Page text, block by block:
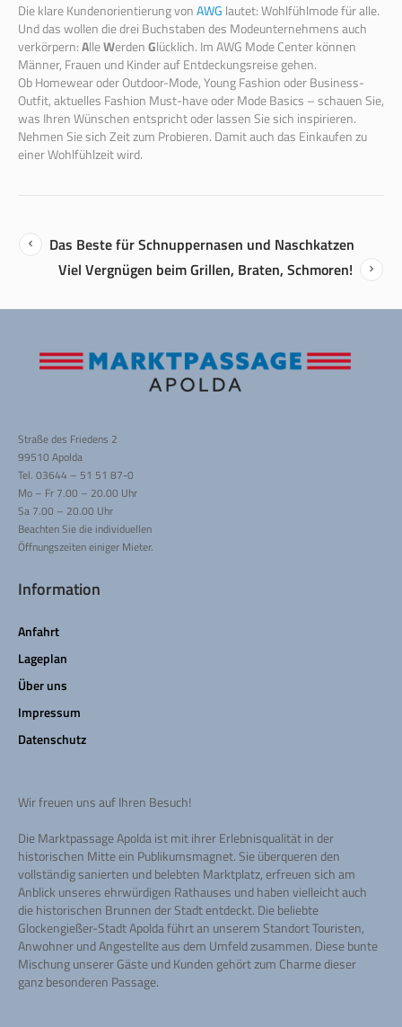
Die klare Kundenorientierung vonAWG lautet: Wohlfühlmode für alle.
Und das wollen die drei Buchstaben des Modeunternehmens auch
verkörpern:AlleWerdenGlücklich. Im AWG Mode Center können
Männer, Frauen und Kinder auf Entdeckungsreise gehen.
Ob Homewear oder Outdoor-Mode, Young Fashion oder Business-
Outfit, aktuelles Fashion Must-have oder Mode Basics – schauen Sie,
was Ihren Wünschen entspricht oder lassen Sie sich inspirieren.
Nehmen Sie sich Zeit zum Probieren. Damit auch das Einkaufen zu
einer Wohlfühlzeit wird.
Das Beste für Schnuppernasen und Naschkatzen
Viel Vergnügen beim Grillen, Braten, Schmoren!
Straße des Friedens 2
99510 Apolda
Tel. 03644 – 51 51 87-0
Mo – Fr 7.00 – 20.00 Uhr
Sa 7.00 – 20.00 Uhr
Beachten Sie die individuellen
Öffnungszeiten einiger Mieter.
Information
Anfahrt
Lageplan
Über uns
Impressum
Datenschutz
Wir freuen uns auf Ihren Besuch!
Die Marktpassage Apolda ist mit ihrer Erlebnisqualität in der
historischen Mitte ein Publikumsmagnet. Sie überqueren den
vollständig sanierten und belebten Marktplatz, erfreuen sich am
Anblick unseres ehrwürdigen Rathauses und haben vielleicht auch
die historischen Brunnen der Stadt entdeckt. Die beliebte
Glockengießer-Stadt Apolda führt an unserem Standort Touristen,
Anwohner und Angestellte aus dem Umfeld zusammen. Diese bunte
Mischung unserer Gäste und Kunden gehört zum Charme dieser
ganz besonderen Passage.